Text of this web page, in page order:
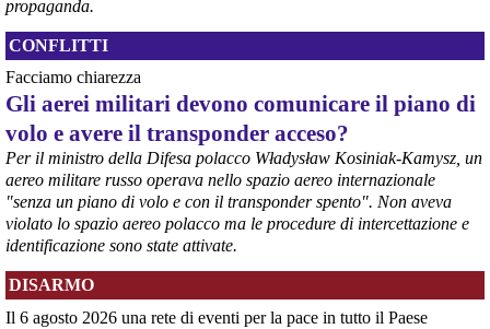
Nel tavolo convocato al Ministero delle Imprese e del Made in Italy,
provvedimento straordinario per attenuare le conseguenze
economiche e sociali dello stop dell’area a caldo, invitando le
rappresentanze del territorio a presentare proposte operative.
#ILVA #Taranto
propaganda.
CONFLITTI
Facciamo chiarezza
Gli aerei militari devono comunicare il piano di
volo e avere il transponder acceso?
Per il ministro della Difesa polacco Władysław Kosiniak-Kamysz, un
aereo militare russo operava nello spazio aereo internazionale
"senza un piano di volo e con il transponder spento". Non aveva
violato lo spazio aereo polacco ma le procedure di intercettazione e
identificazione sono state attivate.
DISARMO
Il 6 agosto 2026 una rete di eventi per la pace in tutto il Paese